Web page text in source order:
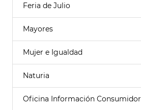
Feria de Julio
Mayores
Mujer e Igualdad
Naturia
Oficina Información Consumidor